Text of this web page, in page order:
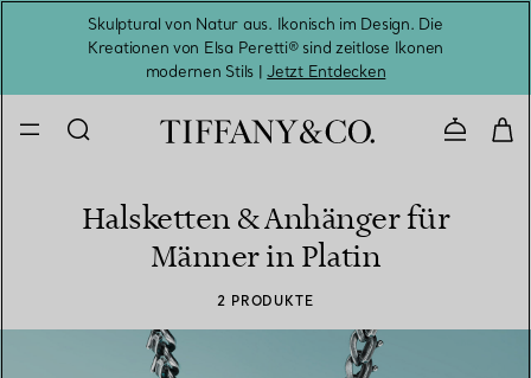
Skulptural von Natur aus. Ikonisch im Design. Die
Kreationen von Elsa Peretti® sind zeitlose Ikonen
modernen Stils |Jetzt Entdecken
Halsketten & Anhänger für
Männer in Platin
2 PRODUKTE